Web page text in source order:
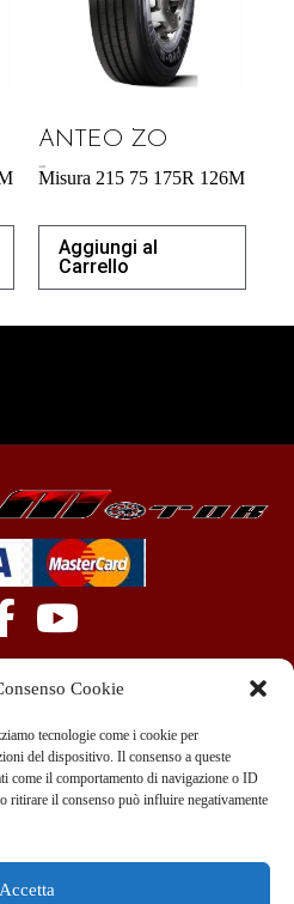
Cookie
tecnologie come i cookie per
del dispositivo. Il consenso a queste
come il comportamento di navigazione o ID
ritirare il consenso può influire negativamente
Accetta
ANTEO ZO
Misura 215 75 175R 126M
Aggiungi al
Carrello
info@teammotor.it